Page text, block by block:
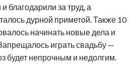
благодарили за труд, а
дурной приметой. Также 10
начинать новые дела и
играть свадьбу —
будет непрочным и недолгим.